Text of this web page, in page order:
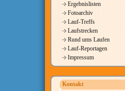
Ergebnislisten
Fotoarchiv
Lauf-Treffs
Laufstrecken
Rund ums Laufen
Lauf-Reportagen
Impressum
Kontakt